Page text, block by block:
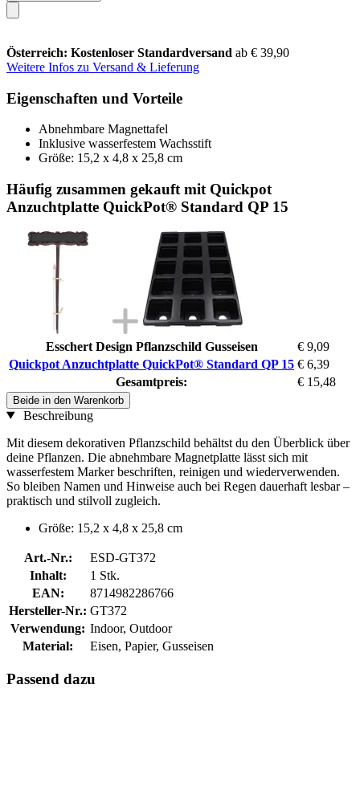
Österreich: Kostenloser Standardversand ab € 39,90
Weitere Infos zu Versand & Lieferung
Eigenschaften und Vorteile
Abnehmbare Magnettafel
Inklusive wasserfestem Wachsstift
Größe: 15,2 x 4,8 x 25,8 cm
Häufig zusammen gekauft mit Quickpot
Anzuchtplatte QuickPot® Standard QP 15
Esschert Design Pflanzschild Gusseisen
€ 9,09
Quickpot Anzuchtplatte QuickPot® Standard QP 15 € 6,39
Gesamtpreis:
€ 15,48
Beide in den Warenkorb
Beschreibung
Mit diesem dekorativen Pflanzschild behältst du den Überblick über
deine Pflanzen. Die abnehmbare Magnetplatte lässt sich mit
wasserfestem Marker beschriften, reinigen und wiederverwenden.
So bleiben Namen und Hinweise auch bei Regen dauerhaft lesbar –
praktisch und stilvoll zugleich.
Größe: 15,2 x 4,8 x 25,8 cm
Art.-Nr.:
ESD-GT372
Inhalt:
1 Stk.
EAN:
8714982286766
Hersteller-Nr.: GT372
Verwendung: Indoor, Outdoor
Material:
Eisen, Papier, Gusseisen
Passend dazu